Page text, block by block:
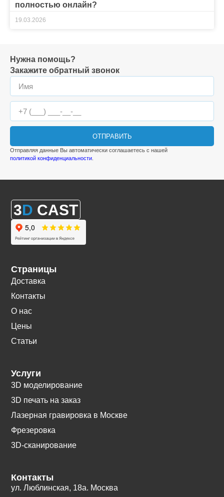
полностью онлайн?
19.03.2026
Нужна помощь?
Закажите обратный звонок
ОТПРАВИТЬ
Отправляя данные Вы автоматически соглашаетесь с нашей
политикой конфиденциальности
3D CAST
Страницы
Доставка
Контакты
О нас
Цены
Статьи
Услуги
3D моделирование
3D печать на заказ
Лазерная гравировка в Москве
Фрезеровка
3D-сканирование
Контакты
ул. Люблинская, 18а. Москва